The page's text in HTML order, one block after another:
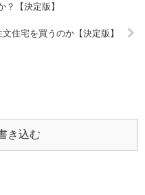
【決定版】
住宅を買うのか【決定版】
き込む